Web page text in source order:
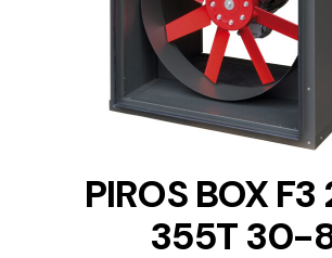
DETAILS
PIROS BOX
355T 30-